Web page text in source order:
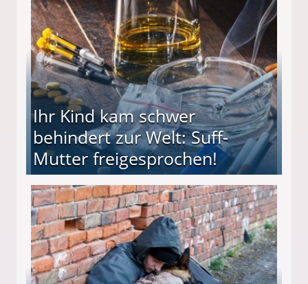
Ihr Kind kam schwer
behindert zur Welt: Suff-
Mutter freigesprochen!
Mutter freigesprochen!